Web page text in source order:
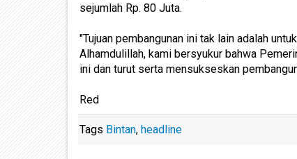
sejumlah Rp. 80 Juta.
"Tujuan pembangunan ini tak lain adalah
Alhamdulillah, kami bersyukur bahwa
ini dan turut serta mensukseskan
Red
Tags Bintan, headline